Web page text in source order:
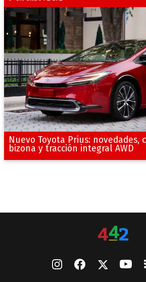
Nuevo Toyota Prius: novedades,
bizona y tracción integral AWD